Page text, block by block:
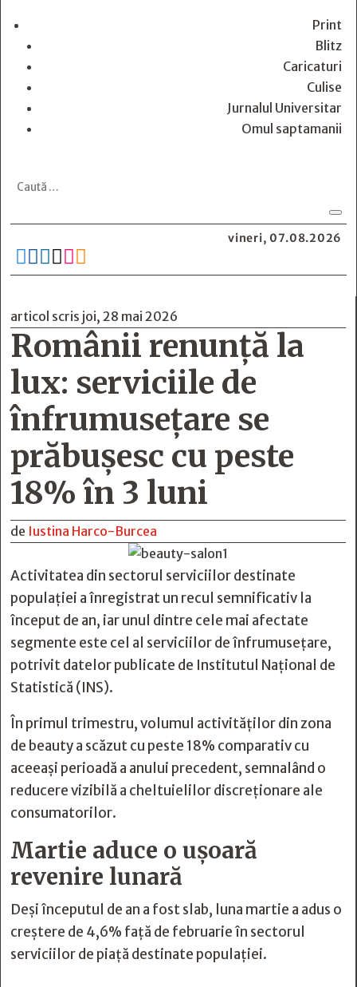
Print
Blitz
Caricaturi
Culise
Jurnalul Universitar
Omul saptamanii
vineri, 07.08.2026
     
articol scris joi, 28 mai 2026
Românii renunță la
lux: serviciile de
înfrumusețare se
prăbușesc cu peste
18% în 3 luni
de Iustina Harco-Burcea
Activitatea din sectorul serviciilor destinate
populației a înregistrat un recul semnificativ la
început de an, iar unul dintre cele mai afectate
segmente este cel al serviciilor de înfrumusețare,
potrivit datelor publicate de Institutul Național de
Statistică (INS).
În primul trimestru, volumul activităților din zona
de beauty a scăzut cu peste 18% comparativ cu
aceeași perioadă a anului precedent, semnalând o
reducere vizibilă a cheltuielilor discreționare ale
consumatorilor.
Martie aduce o ușoară
revenire lunară
Deși începutul de an a fost slab, luna martie a adus o
creștere de 4,6% față de februarie în sectorul
serviciilor de piață destinate populației.